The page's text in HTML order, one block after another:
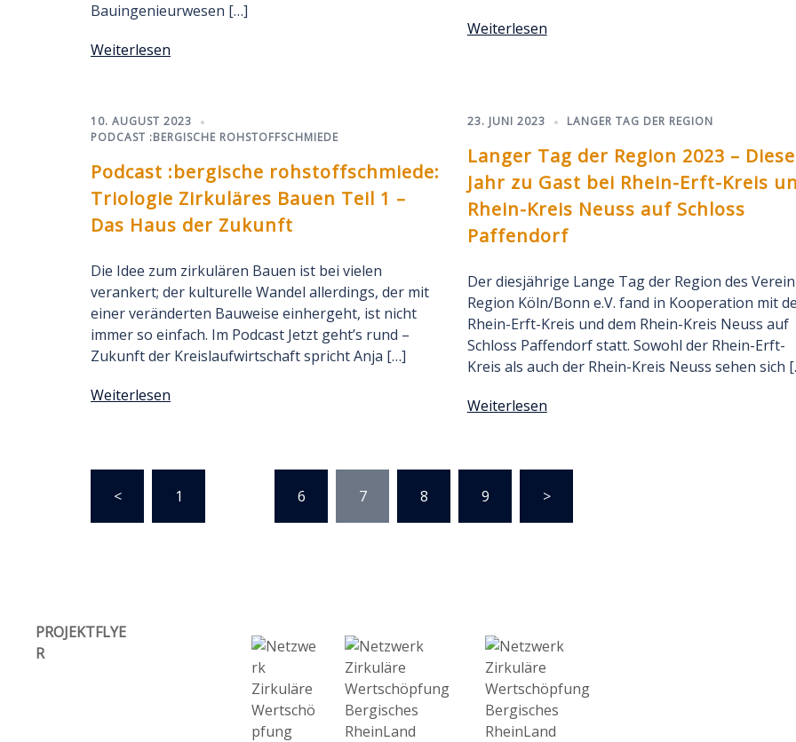
Bauingenieurwesen […]
Weiterlesen
Weiterlesen
10. AUGUST 2023
PODCAST :BERGISCHE ROHSTOFFSCHMIEDE
Podcast :bergische rohstoffschmiede:
Triologie Zirkuläres Bauen Teil 1 –
Das Haus der Zukunft
Die Idee zum zirkulären Bauen ist bei vielen
verankert; der kulturelle Wandel allerdings, der mit
einer veränderten Bauweise einhergeht, ist nicht
immer so einfach. Im Podcast Jetzt geht’s rund –
Zukunft der Kreislaufwirtschaft spricht Anja […]
Weiterlesen
23. JUNI 2023 LANGER TAG DER REGION
Langer Tag der Region 2023 –
Jahr zu Gast bei Rhein-Erft-Kreis
Rhein-Kreis Neuss auf Schloss
Paffendorf
Der diesjährige Lange Tag der Region des Verein
Region Köln/Bonn e.V. fand in Kooperation mit
Rhein-Erft-Kreis und dem Rhein-Kreis Neuss auf
Schloss Paffendorf statt. Sowohl der Rhein-Erft-
Kreis als auch der Rhein-Kreis Neuss sehen sich
Weiterlesen
Seitennummerierung
der
< 1 6 7 8 9 >
PROJEKTFLYE
R